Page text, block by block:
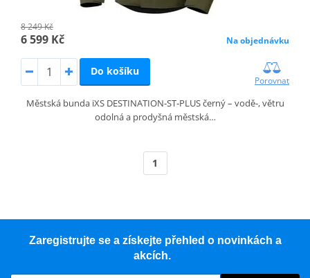
8 249 Kč
6 599 Kč Na objednávku
Do košíku
Porovnat
Městská bunda iXS DESTINATION‑ST‑PLUS černý – vodě‑, větru
odolná a prodyšná městská…
1
Zaregistrujte se a získejte přehled o novinkách a
akcích.